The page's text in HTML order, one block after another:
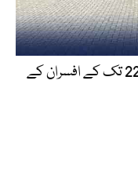
اسلام آباد ہائیکورٹ: گریڈ 17 سے گریڈ 22 تک کے افسران کے